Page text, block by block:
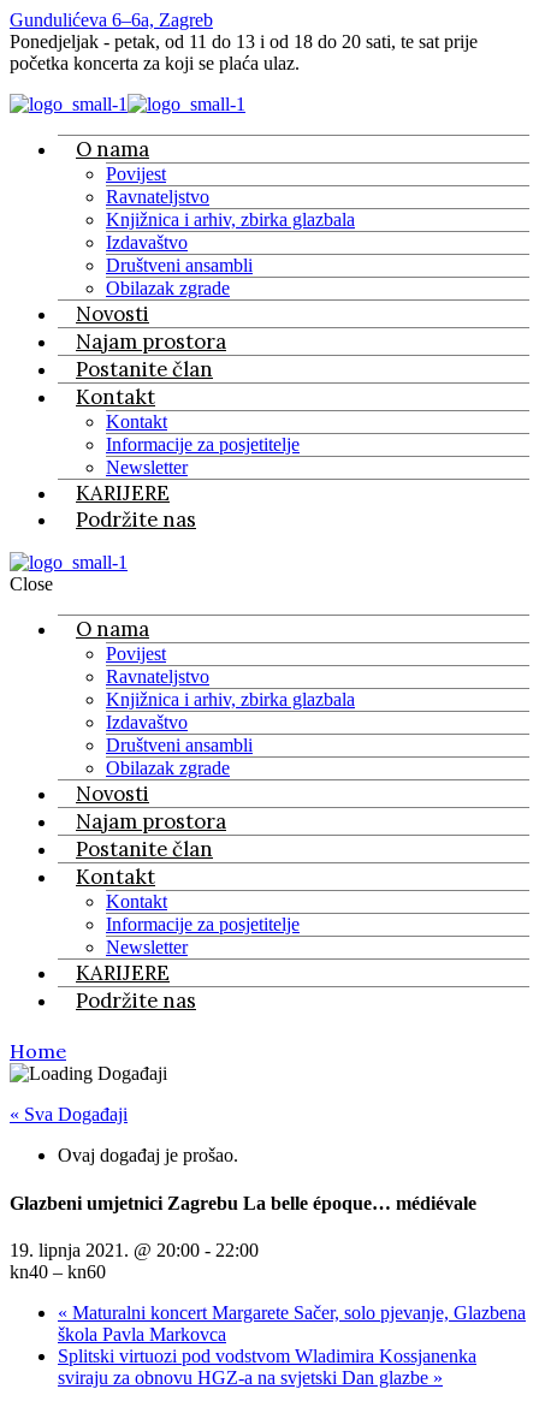
Gundulićeva 6–6a, Zagreb
Ponedjeljak - petak, od 11 do 13 i od 18 do 20 sati, te sat prije
početka koncerta za koji se plaća ulaz.
O nama
Povijest
Ravnateljstvo
Knjižnica i arhiv, zbirka glazbala
Izdavaštvo
Društveni ansambli
Obilazak zgrade
Novosti
Najam prostora
Postanite član
Kontakt
Kontakt
Informacije za posjetitelje
Newsletter
KARIJERE
Podržite nas
Close
O nama
Povijest
Ravnateljstvo
Knjižnica i arhiv, zbirka glazbala
Izdavaštvo
Društveni ansambli
Obilazak zgrade
Novosti
Najam prostora
Postanite član
Kontakt
Kontakt
Informacije za posjetitelje
Newsletter
KARIJERE
Podržite nas
Home
« Sva Događaji
Ovaj događaj je prošao.
Glazbeni umjetnici Zagrebu La belle époque… médiévale
19. lipnja 2021. @ 20:00 - 22:00
kn40 – kn60
« Maturalni koncert Margarete Sačer, solo pjevanje, Glazbena
škola Pavla Markovca
Splitski virtuozi pod vodstvom Wladimira Kossjanenka
sviraju za obnovu HGZ-a na svjetski Dan glazbe »